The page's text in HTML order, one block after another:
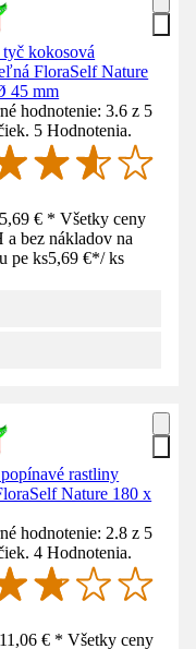
kokosová
FloraSelf Nature
45 mm
hodnotenie: 3.6 z 5
5 Hodnotenia.
€ * Všetky ceny
a bez nákladov na
pe ks5,69 €*/ ks
rastliny
Nature 180 x
hodnotenie: 2.8 z 5
4 Hodnotenia.
€ * Všetky ceny